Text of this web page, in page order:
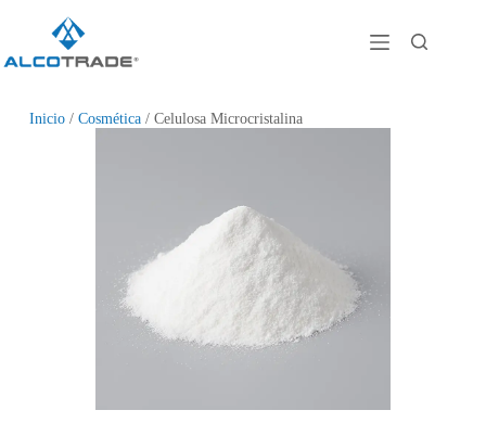
Inicio/ Cosmética/ Celulosa Microcristalina